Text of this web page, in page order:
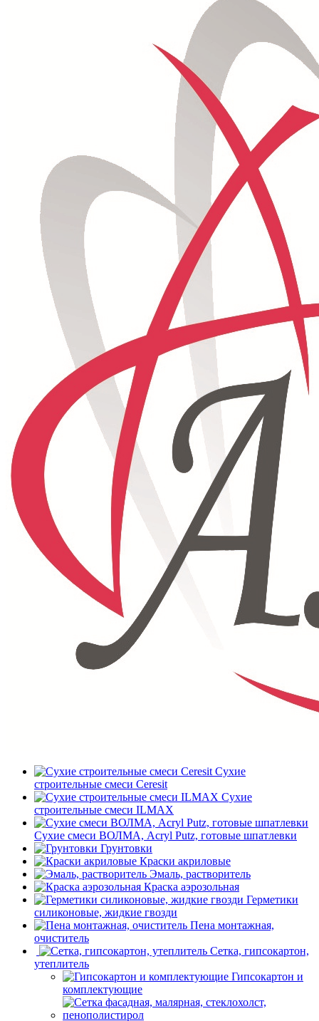
Сухие
строительные смеси Ceresit
Сухие
строительные смеси ILMAX
Сухие смеси ВОЛМА, Acryl Putz, готовые шпатлевки
Грунтовки
Краски акриловые
Эмаль, растворитель
Краска аэрозольная
Герметики
силиконовые, жидкие гвозди
Пена монтажная,
очиститель
Сетка, гипсокартон,
утеплитель
Гипсокартон и
комплектующие